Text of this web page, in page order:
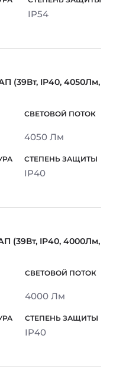
IP54
(39Вт, IP40, 4050Лм,
4050 Лм
IP40
(39Вт, IP40, 4000Лм,
4000 Лм
IP40